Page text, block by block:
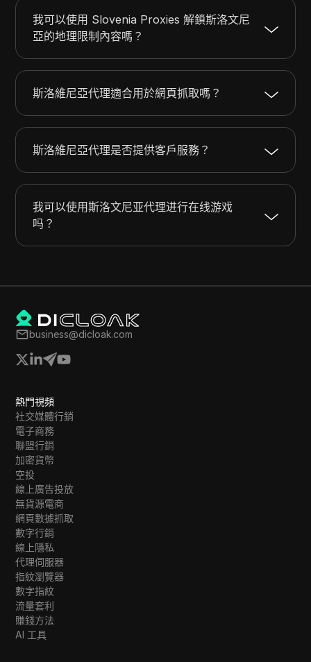
我可以使用 Slovenia Proxies 解鎖斯洛文尼
亞的地理限制內容嗎？
斯洛維尼亞代理適合用於網頁抓取嗎？
斯洛維尼亞代理是否提供客戶服務？
我可以使用斯洛文尼亚代理进行在线游戏
吗？
business@dicloak.com
熱門視頻
社交媒體行銷
電子商務
聯盟行銷
加密貨幣
空投
線上廣告投放
無貨源電商
網頁數據抓取
數字行銷
線上隱私
代理伺服器
指紋瀏覽器
數字指紋
流量套利
賺錢方法
AI 工具